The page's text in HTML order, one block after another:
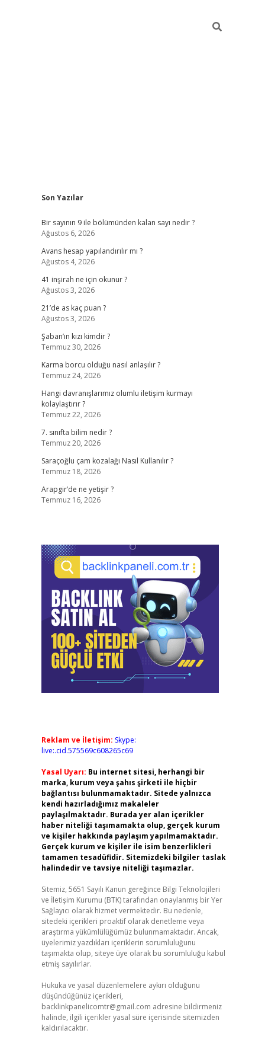
Sidebar
Son Yazılar
Bir sayının 9 ile bölümünden kalan sayı nedir ?
Ağustos 6, 2026
Avans hesap yapılandırılır mı ?
Ağustos 4, 2026
41 inşirah ne için okunur ?
Ağustos 3, 2026
21’de as kaç puan ?
Ağustos 3, 2026
Şaban’ın kızı kimdir ?
Temmuz 30, 2026
Karma borcu olduğu nasıl anlaşılır ?
Temmuz 24, 2026
Hangi davranışlarımız olumlu iletişim kurmayı
kolaylaştırır ?
Temmuz 22, 2026
7. sınıfta bilim nedir ?
Temmuz 20, 2026
Saraçoğlu çam kozalağı Nasıl Kullanılır ?
Temmuz 18, 2026
Arapgir’de ne yetişir ?
Temmuz 16, 2026
Reklam ve İletişim: Skype:
live:.cid.575569c608265c69
Yasal Uyarı: Bu internet sitesi, herhangi bir
marka, kurum veya şahıs şirketi ile hiçbir
bağlantısı bulunmamaktadır. Sitede yalnızca
kendi hazırladığımız makaleler
paylaşılmaktadır. Burada yer alan içerikler
haber niteliği taşımamakta olup, gerçek kurum
ve kişiler hakkında paylaşım yapılmamaktadır.
Gerçek kurum ve kişiler ile isim benzerlikleri
tamamen tesadüfidir. Sitemizdeki bilgiler taslak
halindedir ve tavsiye niteliği taşımazlar.
Sitemiz, 5651 Sayılı Kanun gereğince Bilgi Teknolojileri
ve İletişim Kurumu (BTK) tarafından onaylanmış bir Yer
Sağlayıcı olarak hizmet vermektedir. Bu nedenle,
sitedeki içerikleri proaktif olarak denetleme veya
araştırma yükümlülüğümüz bulunmamaktadır. Ancak,
üyelerimiz yazdıkları içeriklerin sorumluluğunu
taşımakta olup, siteye üye olarak bu sorumluluğu kabul
etmiş sayılırlar.
Hukuka ve yasal düzenlemelere aykırı olduğunu
düşündüğünüz içerikleri,
backlinkpanelicomtr@gmail.com adresine bildirmeniz
halinde, ilgili içerikler yasal süre içerisinde sitemizden
kaldırılacaktır.